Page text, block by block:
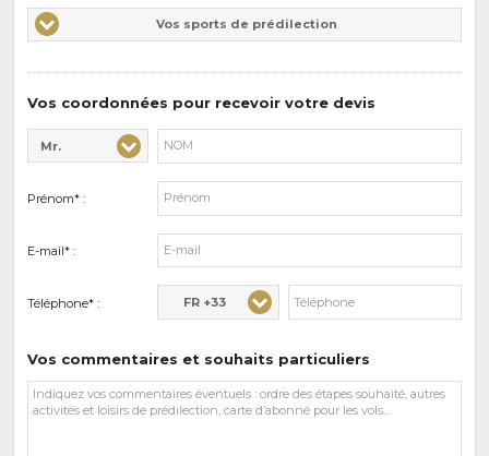
d'intérêts
Vos
sports
Vos sports de prédilection
Vos coordonnées pour recevoir votre devis
Civilité* :
Mr.
Nom* :
Prénom* :
E-mail* :
Téléphone* : FR +33
Vos commentaires et souhaits particuliers
Vos
commentaires